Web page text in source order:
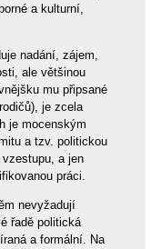
a kulturní,
nadání, zájem,
ale většinou
mu připsané
je zcela
je mocenským
a tzv. politickou
a jen
práci.
nevyžadují
řadě politická
a formální. Na